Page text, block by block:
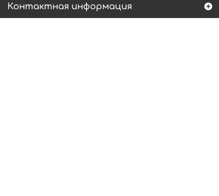
Контактная информация